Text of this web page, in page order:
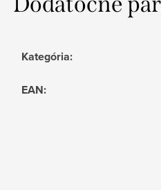
Kategória:
EAN: